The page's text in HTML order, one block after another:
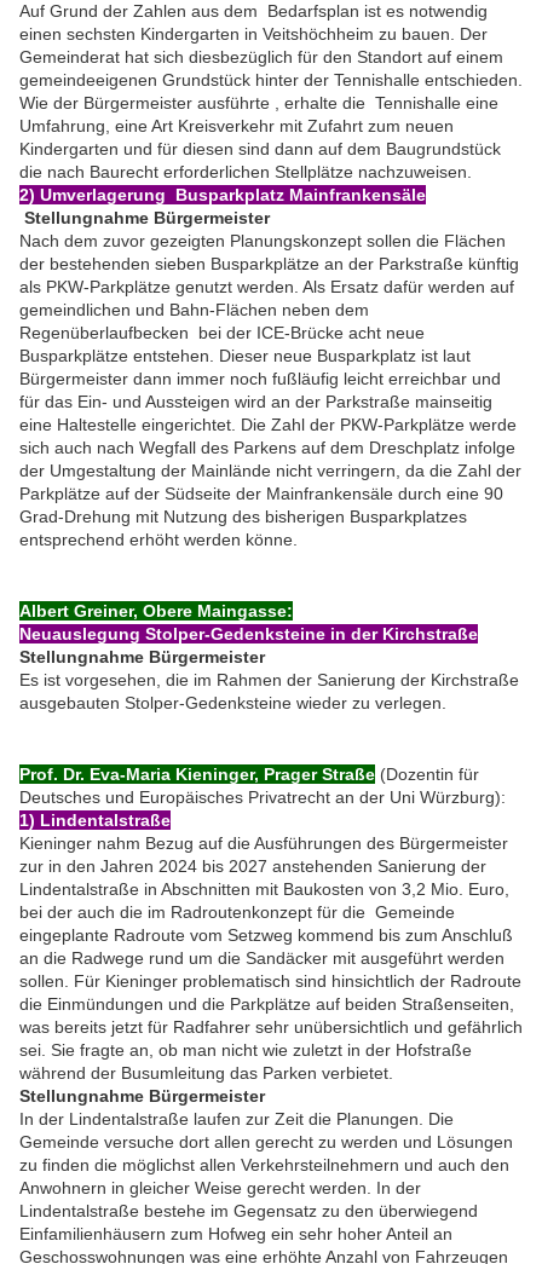
Auf Grund der Zahlen aus dem Bedarfsplan ist es notwendig
einen sechsten Kindergarten in Veitshöchheim zu bauen. Der
Gemeinderat hat sich diesbezüglich für den Standort auf einem
gemeindeeigenen Grundstück hinter der Tennishalle entschieden.
Wie der Bürgermeister ausführte , erhalte die Tennishalle eine
Umfahrung, eine Art Kreisverkehr mit Zufahrt zum neuen
Kindergarten und für diesen sind dann auf dem Baugrundstück
die nach Baurecht erforderlichen Stellplätze nachzuweisen.
2) Umverlagerung Busparkplatz Mainfrankensäle
Stellungnahme Bürgermeister
Nach dem zuvor gezeigten Planungskonzept sollen die Flächen
der bestehenden sieben Busparkplätze an der Parkstraße künftig
als PKW-Parkplätze genutzt werden. Als Ersatz dafür werden auf
gemeindlichen und Bahn-Flächen neben dem
Regenüberlaufbecken bei der ICE-Brücke acht neue
Busparkplätze entstehen. Dieser neue Busparkplatz ist laut
Bürgermeister dann immer noch fußläufig leicht erreichbar und
für das Ein- und Aussteigen wird an der Parkstraße mainseitig
eine Haltestelle eingerichtet. Die Zahl der PKW-Parkplätze werde
sich auch nach Wegfall des Parkens auf dem Dreschplatz infolge
der Umgestaltung der Mainlände nicht verringern, da die Zahl der
Parkplätze auf der Südseite der Mainfrankensäle durch eine 90
Grad-Drehung mit Nutzung des bisherigen Busparkplatzes
entsprechend erhöht werden könne.
Albert Greiner, Obere Maingasse:
Neuauslegung Stolper-Gedenksteine in der Kirchstraße
Stellungnahme Bürgermeister
Es ist vorgesehen, die im Rahmen der Sanierung der Kirchstraße
ausgebauten Stolper-Gedenksteine wieder zu verlegen.
Prof. Dr. Eva-Maria Kieninger, Prager Straße (Dozentin für
Deutsches und Europäisches Privatrecht an der Uni Würzburg):
1) Lindentalstraße
Kieninger nahm Bezug auf die Ausführungen des Bürgermeister
zur in den Jahren 2024 bis 2027 anstehenden Sanierung der
Lindentalstraße in Abschnitten mit Baukosten von 3,2 Mio. Euro,
bei der auch die im Radroutenkonzept für die Gemeinde
eingeplante Radroute vom Setzweg kommend bis zum Anschluß
an die Radwege rund um die Sandäcker mit ausgeführt werden
sollen. Für Kieninger problematisch sind hinsichtlich der Radroute
die Einmündungen und die Parkplätze auf beiden Straßenseiten,
was bereits jetzt für Radfahrer sehr unübersichtlich und gefährlich
sei. Sie fragte an, ob man nicht wie zuletzt in der Hofstraße
während der Busumleitung das Parken verbietet.
Stellungnahme Bürgermeister
In der Lindentalstraße laufen zur Zeit die Planungen. Die
Gemeinde versuche dort allen gerecht zu werden und Lösungen
zu finden die möglichst allen Verkehrsteilnehmern und auch den
Anwohnern in gleicher Weise gerecht werden. In der
Lindentalstraße bestehe im Gegensatz zu den überwiegend
Einfamilienhäusern zum Hofweg ein sehr hoher Anteil an
Geschosswohnungen was eine erhöhte Anzahl von Fahrzeugen